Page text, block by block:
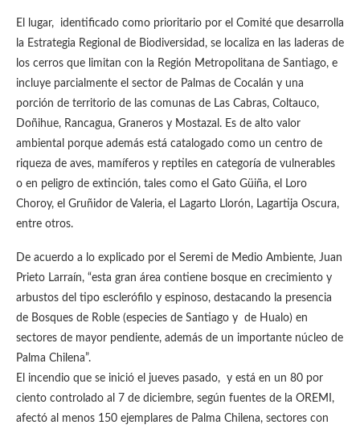
El lugar, identificado como prioritario por el Comité que desarrolla
la Estrategia Regional de Biodiversidad, se localiza en las laderas de
los cerros que limitan con la Región Metropolitana de Santiago, e
incluye parcialmente el sector de Palmas de Cocalán y una
porción de territorio de las comunas de Las Cabras, Coltauco,
Doñihue, Rancagua, Graneros y Mostazal. Es de alto valor
ambiental porque además está catalogado como un centro de
riqueza de aves, mamíferos y reptiles en categoría de vulnerables
o en peligro de extinción, tales como el Gato Güiña, el Loro
Choroy, el Gruñidor de Valeria, el Lagarto Llorón, Lagartija Oscura,
entre otros.
De acuerdo a lo explicado por el Seremi de Medio Ambiente, Juan
Prieto Larraín, “esta gran área contiene bosque en crecimiento y
arbustos del tipo esclerófilo y espinoso, destacando la presencia
de Bosques de Roble (especies de Santiago y de Hualo) en
sectores de mayor pendiente, además de un importante núcleo de
Palma Chilena”.
El incendio que se inició el jueves pasado, y está en un 80 por
ciento controlado al 7 de diciembre, según fuentes de la OREMI,
afectó al menos 150 ejemplares de Palma Chilena, sectores con